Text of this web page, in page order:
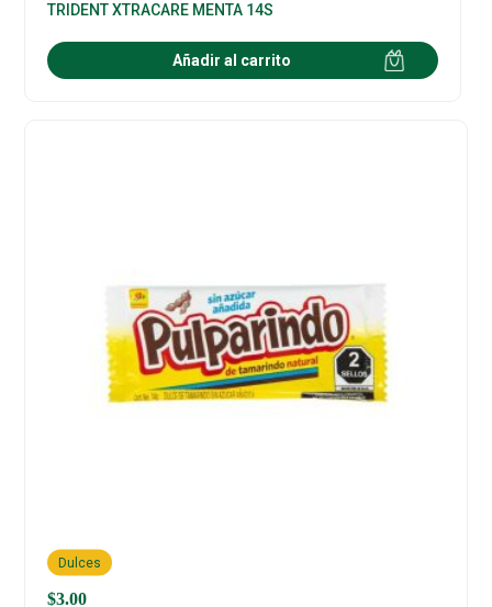
TRIDENT XTRACARE MENTA 14S
Añadir al carrito
$3.00
Dulces